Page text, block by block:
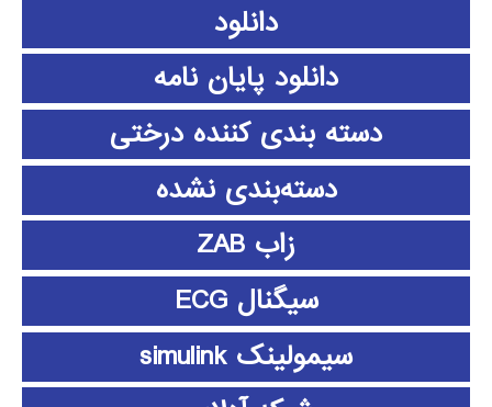
دانلود
دانلود پايان نامه
دسته بندی کننده درختی
دسته‌بندی نشده
زاب ZAB
سیگنال ECG
سیمولینک simulink